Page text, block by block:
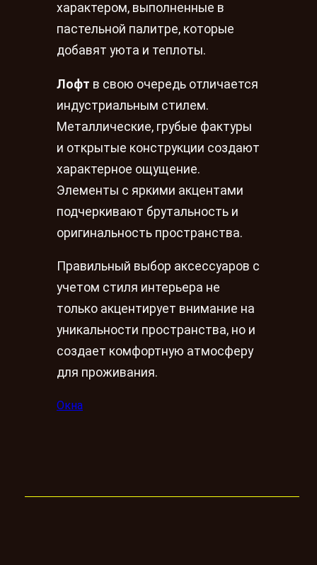
характером, выполненные в
пастельной палитре, которые
добавят уюта и теплоты.
Лофт в свою очередь отличается
индустриальным стилем.
Металлические, грубые фактуры
и открытые конструкции создают
характерное ощущение.
Элементы с яркими акцентами
подчеркивают брутальность и
оригинальность пространства.
Правильный выбор аксессуаров с
учетом стиля интерьера не
только акцентирует внимание на
уникальности пространства, но и
создает комфортную атмосферу
для проживания.
Окна